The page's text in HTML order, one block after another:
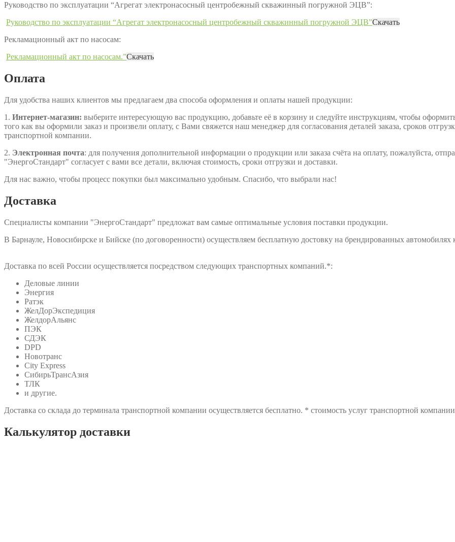
Руководство по эксплуатации “Агрегат электронасосный центробежный скважинный погружной ЭЦВ”:
Руководство по эксплуатации “Агрегат электронасосный центробежный скважинный погружной ЭЦВ”Скачать
Рекламационный акт по насосам:
Рекламационный акт по насосам.”Скачать
Оплата
Для удобства наших клиентов мы предлагаем два способа оформления и оплаты нашей продукции:
1. Интернет-магазин: выберите интересующую вас продукцию, добавьте её в корзину и следуйте инструкциям, чтобы
того как вы оформили заказ и произвели оплату, с Вами свяжется наш менеджер для согласования деталей заказа, сроков
транспортной компании.
2. Электронная почта: для получения дополнительной информации о продукции или заказа счёта на оплату, пожалуйста,
"ЭнергоСтандарт" согласует с вами все детали, включая стоимость, сроки отгрузки и доставки.
Для нас важно, чтобы процесс покупки был максимально удобным. Спасибо, что выбрали нас!
Доставка
Специалисты компании "ЭнергоСтандарт" предложат вам самые оптимальные условия поставки продукции.
В Барнауле, Новосибирске и Бийске (по договоренности) осуществляем бесплатную достовку на брендированных автомобилях
Доставка по всей России осуществляется посредством следующих транспортных компаний.*:
Деловые линии
Энергия
Ратэк
ЖелДорЭкспедиция
ЖелдорАльянс
ПЭК
СДЭК
DPD
Новотранс
City Express
СибирьТрансАзия
ТЛК
и другие.
Доставка со склада до терминала транспортной компании осуществляется бесплатно. * стоимость услуг транспортной компании
Калькулятор доставки